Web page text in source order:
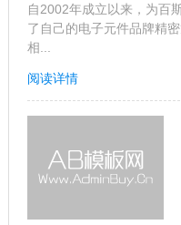
自2002年成立以来，为百
了自己的电子元件品牌精
相...
阅读详情